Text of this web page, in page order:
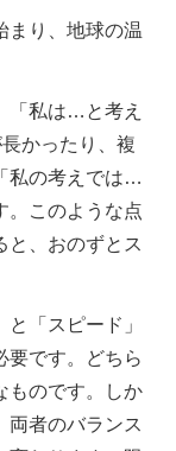
まり、地球の温
「私は…と考え
かったり、複
私の考えでは…
。このような点
と、おのずとス
「スピード」
要です。どちら
ものです。しか
両者のバランス